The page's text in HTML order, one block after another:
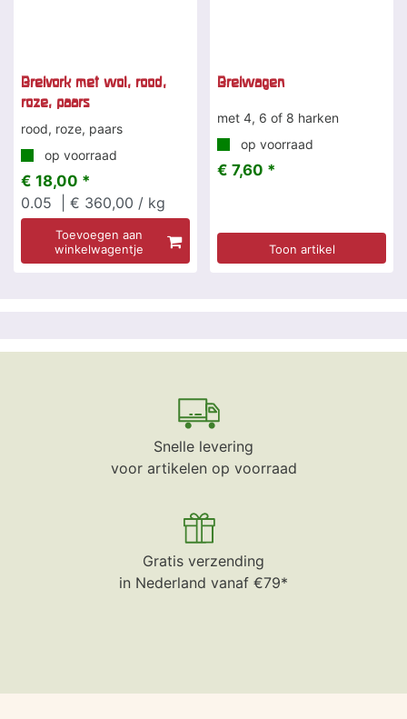
Breivork met wol, rood,
roze, paars
rood, roze, paars
op voorraad
€ 18,00 *
0.05
| € 360,00 / kg
Toevoegen aan
winkelwagentje
Breiwagen
met 4, 6 of 8 harken
op voorraad
€ 7,60 *
Toon artikel
Snelle levering
voor artikelen op voorraad
Gratis verzending
in Nederland vanaf €79*